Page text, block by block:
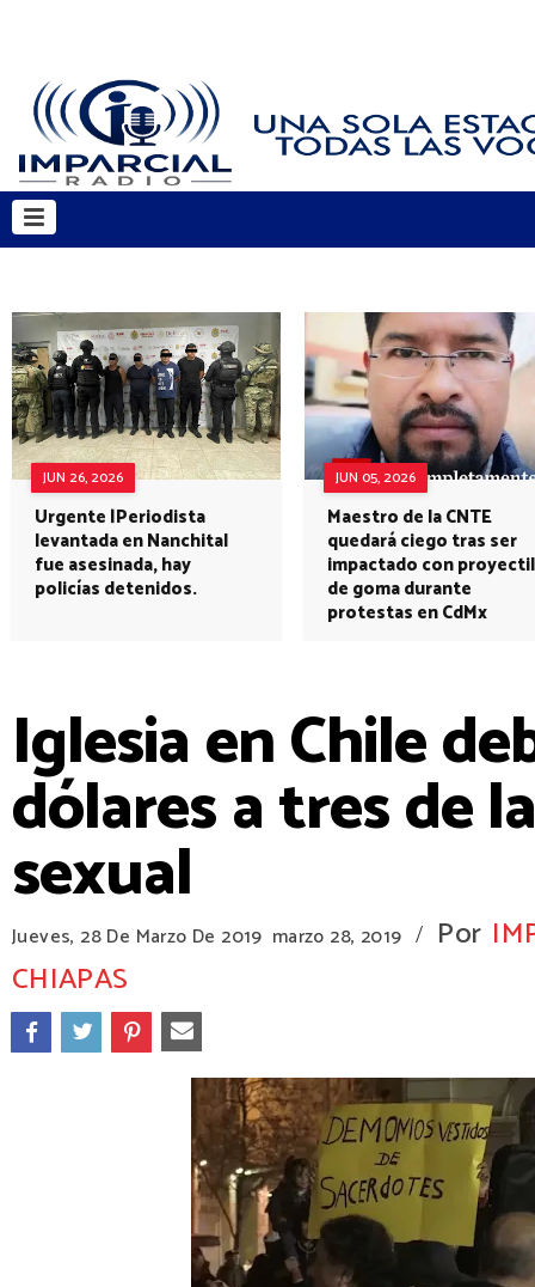
JUN 26, 2026
Urgente |Periodista
levantada en Nanchital
fue asesinada, hay
policías detenidos.
JUN 05, 2026
Maestro de la CNTE
quedará ciego tras ser
impactado con proyectil
de goma durante
protestas en CdMx
Iglesia en Chile
dólares a tres de
sexual
Jueves, 28 De Marzo De 2019 marzo 28, 2019 / Por
CHIAPAS